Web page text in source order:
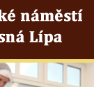
Johanna Sauera
Šenově
ve Velkém